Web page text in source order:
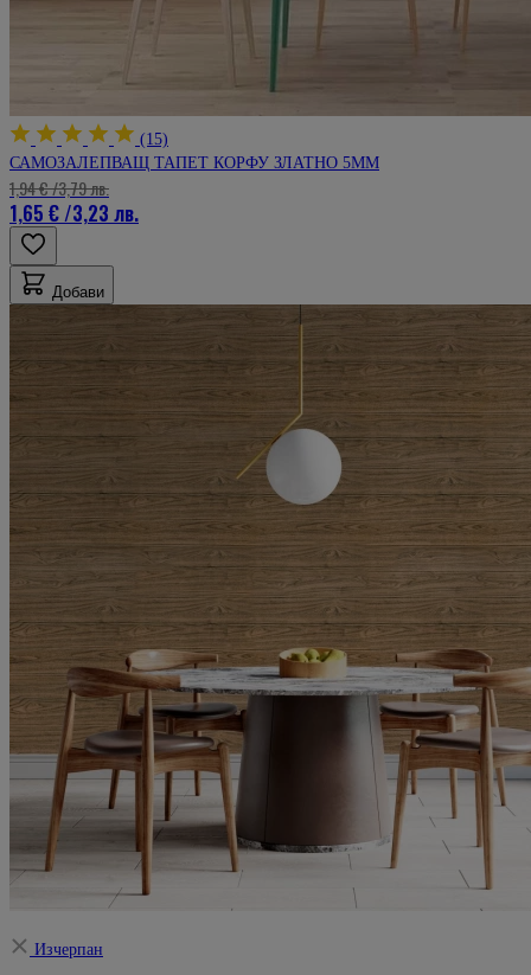
(15)
САМОЗАЛЕПВАЩ ТАПЕТ КОРФУ ЗЛАТНО 5ММ
1,65 €/3,23 лв.
1,94 €/3,79 лв.
Добави
Изчерпан